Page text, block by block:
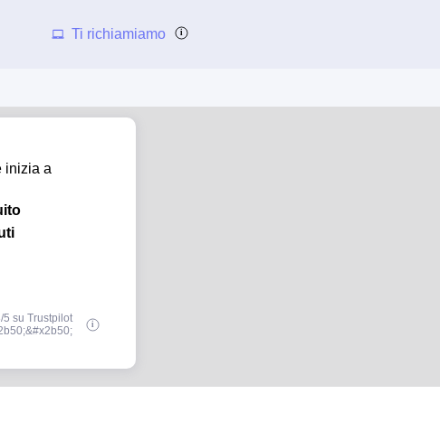
Ti richiamiamo
inizia a
su Trustpilot